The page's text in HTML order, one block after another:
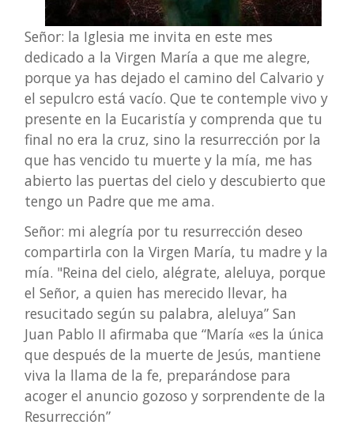
Señor: la Iglesia me invita en este mes
dedicado a la Virgen María a que me alegre,
porque ya has dejado el camino del Calvario y
el sepulcro está vacío. Que te contemple vivo y
presente en la Eucaristía y comprenda que tu
final no era la cruz, sino la resurrección por la
que has vencido tu muerte y la mía, me has
abierto las puertas del cielo y descubierto que
tengo un Padre que me ama.
Señor: mi alegría por tu resurrección deseo
compartirla con la Virgen María, tu madre y la
mía. "Reina del cielo, alégrate, aleluya, porque
el Señor, a quien has merecido llevar, ha
resucitado según su palabra, aleluya” San
Juan Pablo II afirmaba que “María «es la única
que después de la muerte de Jesús, mantiene
viva la llama de la fe, preparándose para
acoger el anuncio gozoso y sorprendente de la
Resurrección”